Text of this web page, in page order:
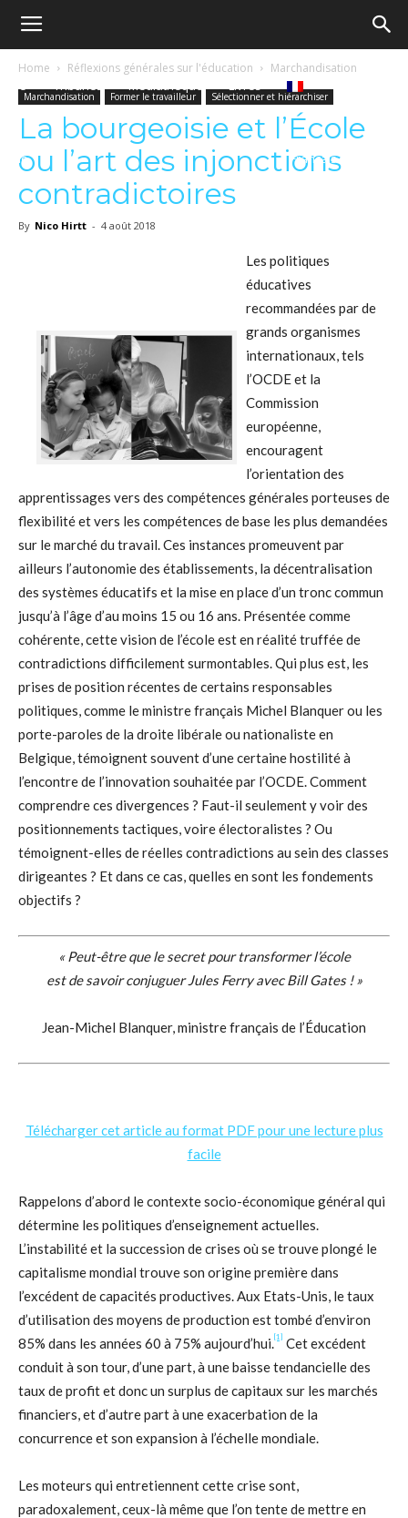
Ecole
démocratique
Tribunes Médiathèque Livres
Français
Home Réflexions générales sur l'éducation Marchandisation
Marchandisation Former le travailleur Sélectionner et hiérarchiser
La bourgeoisie et l’École
ou l’art des injonctions
contradictoires
By Nico Hirtt - 4 août 2018
Les politiques
éducatives
recommandées par de
grands organismes
internationaux, tels
l’OCDE et la
Commission
européenne,
encouragent
l’orientation des
apprentissages vers des compétences générales porteuses de
flexibilité et vers les compétences de base les plus demandées
sur le marché du travail. Ces instances promeuvent par
ailleurs l’autonomie des établissements, la décentralisation
des systèmes éducatifs et la mise en place d’un tronc commun
jusqu’à l’âge d’au moins 15 ou 16 ans. Présentée comme
cohérente, cette vision de l’école est en réalité truffée de
contradictions difficilement surmontables. Qui plus est, les
prises de position récentes de certains responsables
politiques, comme le ministre français Michel Blanquer ou les
porte-paroles de la droite libérale ou nationaliste en
Belgique, témoignent souvent d’une certaine hostilité à
l’encontre de l’innovation souhaitée par l’OCDE. Comment
comprendre ces divergences ? Faut-il seulement y voir des
positionnements tactiques, voire électoralistes ? Ou
témoignent-elles de réelles contradictions au sein des classes
dirigeantes ? Et dans ce cas, quelles en sont les fondements
objectifs ?
« Peut-être que le secret pour transformer l’école
est de savoir conjuguer Jules Ferry avec Bill Gates ! »
Jean-Michel Blanquer, ministre français de l’Éducation
Télécharger cet article au format PDF pour une lecture plus
facile
Rappelons d’abord le contexte socio-économique général qui
détermine les politiques d’enseignement actuelles.
L’instabilité et la succession de crises où se trouve plongé le
capitalisme mondial trouve son origine première dans
l’excédent de capacités productives. Aux Etats-Unis, le taux
d’utilisation des moyens de production est tombé d’environ
85% dans les années 60 à 75% aujourd’hui.[1] Cet excédent
conduit à son tour, d’une part, à une baisse tendancielle des
taux de profit et donc un surplus de capitaux sur les marchés
financiers, et d’autre part à une exacerbation de la
concurrence et son expansion à l’échelle mondiale.
Les moteurs qui entretiennent cette crise sont,
paradoxalement, ceux-là même que l’on tente de mettre en